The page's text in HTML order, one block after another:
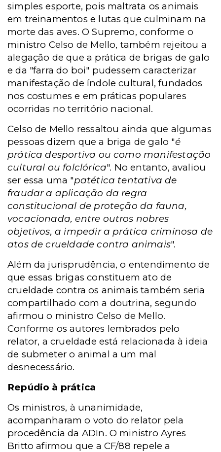
simples esporte, pois maltrata os animais
em treinamentos e lutas que culminam na
morte das aves. O Supremo, conforme o
ministro Celso de Mello, também rejeitou a
alegação de que a prática de brigas de galo
e da "farra do boi" pudessem caracterizar
manifestação de índole cultural, fundados
nos costumes e em práticas populares
ocorridas no território nacional.
Celso de Mello ressaltou ainda que algumas
pessoas dizem que a briga de galo "é
prática desportiva ou como manifestação
cultural ou folclórica". No entanto, avaliou
ser essa uma "patética tentativa de
fraudar a aplicação da regra
constitucional de proteção da fauna,
vocacionada, entre outros nobres
objetivos, a impedir a prática criminosa de
atos de crueldade contra animais".
Além da jurisprudência, o entendimento de
que essas brigas constituem ato de
crueldade contra os animais também seria
compartilhado com a doutrina, segundo
afirmou o ministro Celso de Mello.
Conforme os autores lembrados pelo
relator, a crueldade está relacionada à ideia
de submeter o animal a um mal
desnecessário.
Repúdio à prática
Os ministros, à unanimidade,
acompanharam o voto do relator pela
procedência da ADIn. O ministro Ayres
Britto afirmou que a CF/88 repele a